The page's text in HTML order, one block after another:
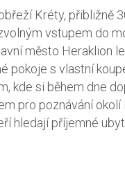
Kréty, přibližně
vstupem do
město Heraklion
pokoje s vlastní
kde si během dne
pro poznávání okolí
hledají příjemné